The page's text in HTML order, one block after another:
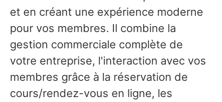
et en créant une expérience moderne
pour vos membres. Il combine la
gestion commerciale complète de
votre entreprise, l'interaction avec vos
membres grâce à la réservation de
cours/rendez-vous en ligne, les